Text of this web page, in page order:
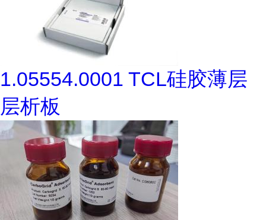
1.05554.0001 TCL硅胶薄层
层析板